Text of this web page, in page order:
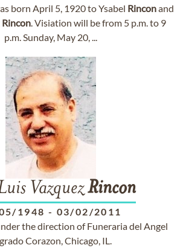
born April 5, 1920 to Ysabel Rinconand
Rincon. Visiation will be from 5 p.m. to 9
p.m. Sunday, May 20, ...
VazquezRincon
1948 - 03/02/2011
the direction of Funeraria del Angel
Corazon, Chicago, IL.